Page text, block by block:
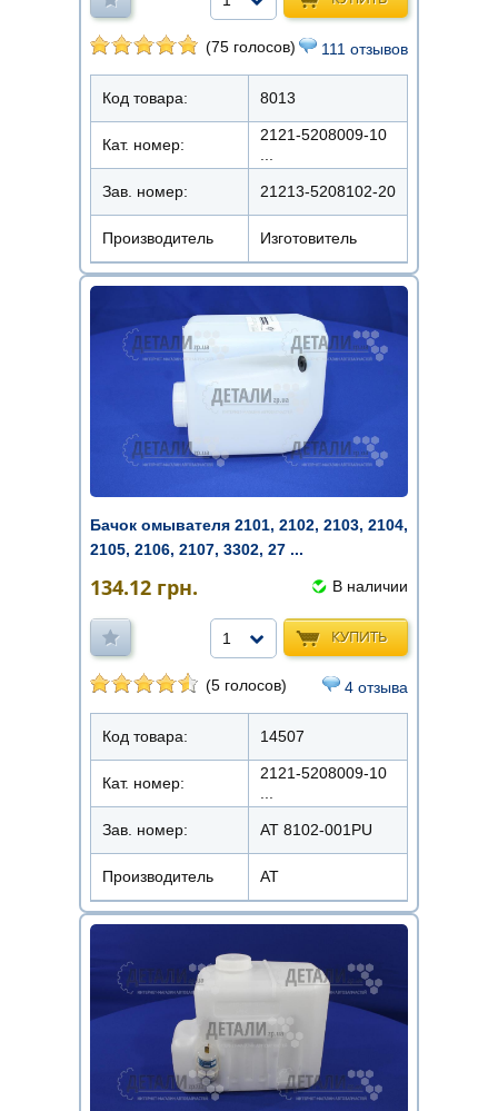
(75 голосов) 111 отзывов
Код товара: 8013
Кат. номер:
2121-5208009-10
Зав. номер: 21213-5208102-20
Производитель Изготовитель
Бачок омывателя 2101, 2102, 2103, 2104,
2105, 2106, 2107, 3302, 27 ...
134.12 грн. В наличии
КУПИТЬ
1
(5 голосов) 4 отзыва
Код товара: 14507
Кат. номер:
2121-5208009-10
...
Зав. номер: AT 8102-001PU
Производитель АТ